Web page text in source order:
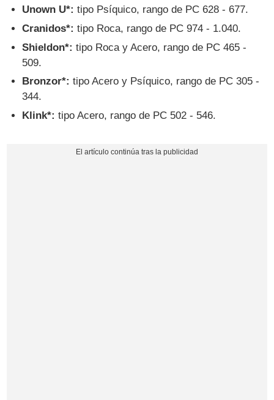
Unown U*: tipo Psíquico, rango de PC 628 - 677.
Cranidos*: tipo Roca, rango de PC 974 - 1.040.
Shieldon*: tipo Roca y Acero, rango de PC 465 -
509.
Bronzor*: tipo Acero y Psíquico, rango de PC 305 -
344.
Klink*: tipo Acero, rango de PC 502 - 546.